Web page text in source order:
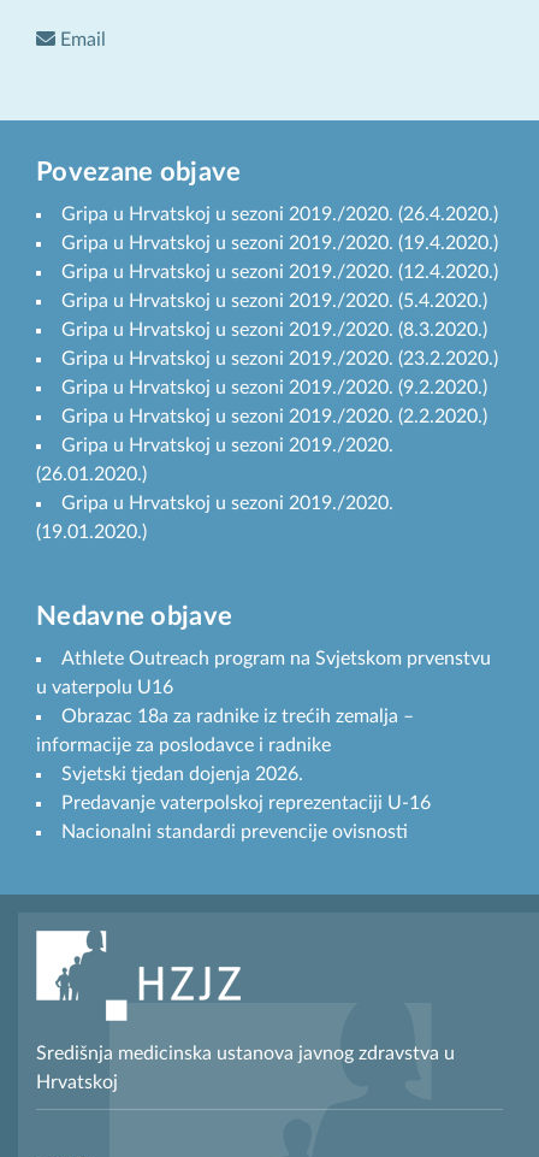
Email
Povezane objave
Gripa u Hrvatskoj u sezoni 2019./2020. (26.4.2020.)
Gripa u Hrvatskoj u sezoni 2019./2020. (19.4.2020.)
Gripa u Hrvatskoj u sezoni 2019./2020. (12.4.2020.)
Gripa u Hrvatskoj u sezoni 2019./2020. (5.4.2020.)
Gripa u Hrvatskoj u sezoni 2019./2020. (8.3.2020.)
Gripa u Hrvatskoj u sezoni 2019./2020. (23.2.2020.)
Gripa u Hrvatskoj u sezoni 2019./2020. (9.2.2020.)
Gripa u Hrvatskoj u sezoni 2019./2020. (2.2.2020.)
Gripa u Hrvatskoj u sezoni 2019./2020.
(26.01.2020.)
Gripa u Hrvatskoj u sezoni 2019./2020.
(19.01.2020.)
Nedavne objave
Athlete Outreach program na Svjetskom prvenstvu
u vaterpolu U16
Obrazac 18a za radnike iz trećih zemalja –
informacije za poslodavce i radnike
Svjetski tjedan dojenja 2026.
Predavanje vaterpolskoj reprezentaciji U-16
Nacionalni standardi prevencije ovisnosti
Središnja medicinska ustanova javnog zdravstva u
Hrvatskoj